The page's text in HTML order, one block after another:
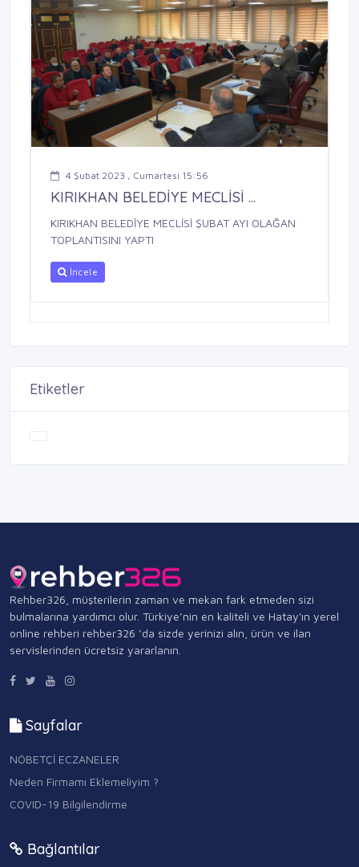
4 Şubat 2023 , Cumartesi 15:56
KIRIKHAN BELEDİYE MECLİSİ ...
KIRIKHAN BELEDİYE MECLİSİ ŞUBAT AYI OLAĞAN
TOPLANTISINI YAPTI
İncele
Etiketler
Rehber326, müşterilerin zaman ve mekan fark etmeden sizi
bulmalarına yardımcı olur. Türkiye’nin en kaliteli ve Hatay'ın yerel
online rehberi rehber326 ‘da sizde yerinizi alın, ürün ve ilan
servislerinden ücretsiz yararlanın.
Sayfalar
NÖBETÇİ ECZANELER
Neden Firmamı Eklemeliyim ?
COVID-19 Bilgilendirme
Bağlantılar